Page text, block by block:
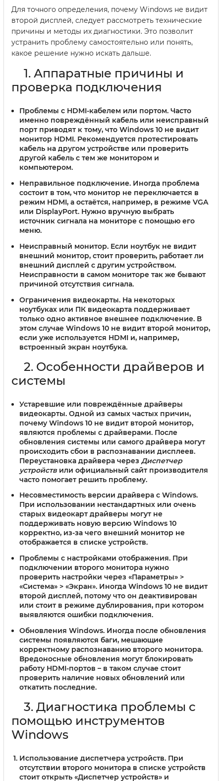
Для точного определения, почему Windows не видит
второй дисплей, следует рассмотреть технические
причины и методы их диагностики. Это позволит
устранить проблему самостоятельно или понять,
какое решение нужно искать дальше.
1. Аппаратные причины и
проверка подключения
Проблемы с HDMI-кабелем или портом. Часто
именно повреждённый кабель или неисправный
порт приводят к тому, что Windows 10 не видит
монитор HDMI. Рекомендуется протестировать
кабель на другом устройстве или проверить
другой кабель с тем же монитором и
компьютером.
Неправильное подключение. Иногда проблема
состоит в том, что монитор не переключается в
режим HDMI, а остаётся, например, в режиме VGA
или DisplayPort. Нужно вручную выбрать
источник сигнала на мониторе с помощью его
меню.
Неисправный монитор. Если ноутбук не видит
внешний монитор, стоит проверить, работает ли
внешний дисплей с другим устройством.
Неисправности в самом мониторе так же бывают
причиной отсутствия сигнала.
Ограничения видеокарты. На некоторых
ноутбуках или ПК видеокарта поддерживает
только одно активное внешнее подключение. В
этом случае Windows 10 не видит второй монитор,
если уже используется HDMI и, например,
встроенный экран ноутбука.
2. Особенности драйверов и
системы
Устаревшие или повреждённые драйверы
видеокарты. Одной из самых частых причин,
почему Windows 10 не видит второй монитор,
являются проблемы с драйверами. После
обновления системы или самого драйвера могут
происходить сбои в распознавании дисплеев.
Переустановка драйвера через Диспетчер
устройств или официальный сайт производителя
часто помогает решить проблему.
Несовместимость версии драйвера с Windows.
При использовании нестандартных или очень
старых видеокарт драйверы могут не
поддерживать новую версию Windows 10
корректно, из-за чего внешний монитор не
отображается в списке устройств.
Проблемы с настройками отображения. При
подключении второго монитора нужно
проверить настройки через «Параметры» >
«Система» > «Экран». Иногда Windows 10 не видит
второй дисплей, потому что он деактивирован
или стоит в режиме дублирования, при котором
выявляются ошибки подключения.
Обновления Windows. Иногда после обновления
системы появляются баги, мешающие
корректному распознаванию второго монитора.
Вредоносные обновления могут блокировать
работу HDMI-портов – в таком случае стоит
проверить наличие новых обновлений или
откатить последние.
3. Диагностика проблемы с
помощью инструментов
Windows
Использование диспетчера устройств. При
отсутствии второго монитора в списке устройств
стоит открыть «Диспетчер устройств» и